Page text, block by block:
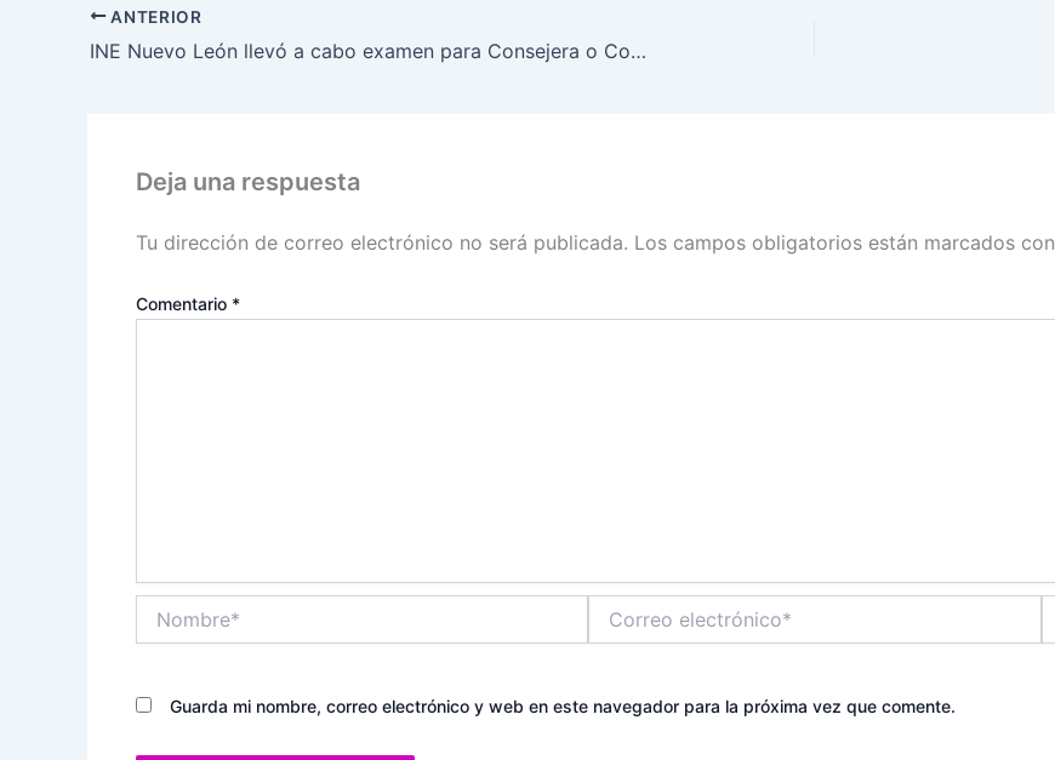
ANTERIOR
INE Nuevo León llevó a cabo examen para Consejera o Consejero Presidente de la Comisión Estatal Electoral
Deja una respuesta
Tu dirección de correo electrónico no será publicada. Los campos obligatorios están marcados con
Comentario *
electrónico*
Guarda mi nombre, correo electrónico y web en este navegador para la próxima vez que comente.